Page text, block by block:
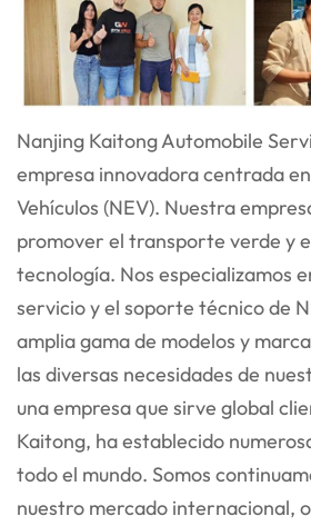
Nanjing Kaitong Automobile
empresa innovadora centrada
Vehículos (NEV). Nuestra
promover el transporte verde y
tecnología. Nos especializamos
servicio y el soporte técnico de
amplia gamade modelos y
las diversas necesidades de
una empresa que sirve global
Kaitong, ha establecido
todo el mundo. Somos
nuestro mercado internacional,